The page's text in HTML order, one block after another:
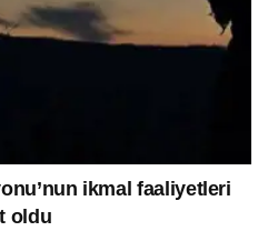
ikmal faaliyetleri
oldu